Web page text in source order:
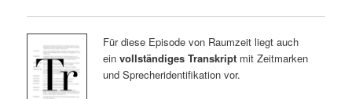
Für diese Episode von Raumzeit liegt auch
ein vollständiges Transkriptmit Zeitmarken
und Sprecheridentifikation vor.